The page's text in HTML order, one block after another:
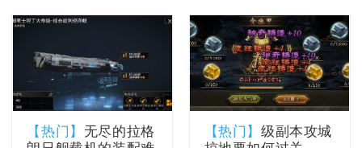
【热门】 无尽的拉格
【热门】级副本攻城